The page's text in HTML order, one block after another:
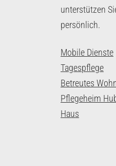
unterstützen
persönlich.
Mobile Dienste
Tagespflege
Betreutes
Pflegeheim
Haus